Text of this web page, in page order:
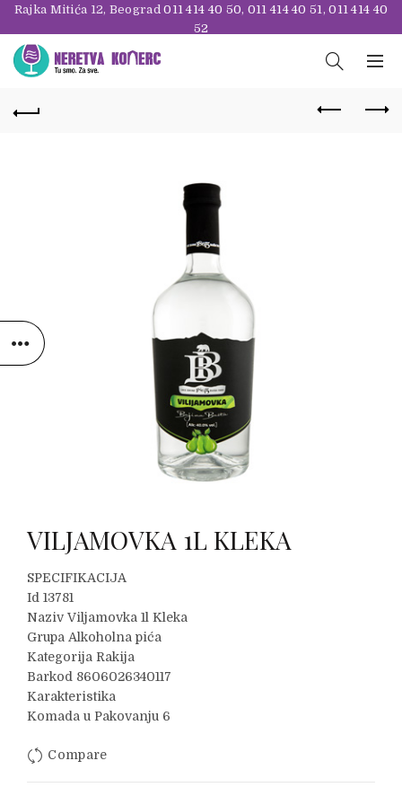
Rajka Mitića 12, Beograd011 414 40 50, 011 414 40 51,011 414 40
52
VILJAMOVKA 1L KLEKA
SPECIFIKACIJA
Id 13781
Naziv Viljamovka 1l Kleka
Grupa Alkoholna pića
Kategorija Rakija
Barkod 8606026340117
Karakteristika
Komada u Pakovanju 6
Compare